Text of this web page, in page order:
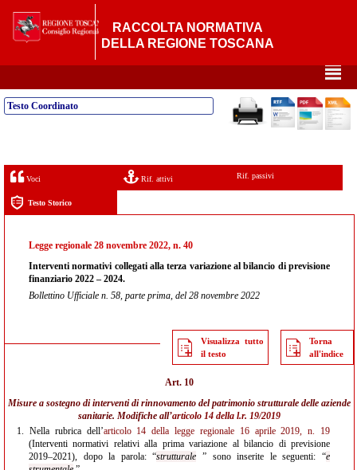
RACCOLTA NORMATIVA
DELLA REGIONE TOSCANA
²
Testo Coordinato
Voci Rif. attivi Rif. passivi
Testo Storico
Legge regionale 28 novembre 2022, n. 40
Interventi normativi collegati alla terza variazione al bilancio di previsione
finanziario 2022 – 2024.
Bollettino Ufficiale n. 58, parte prima, del 28 novembre 2022
Visualizza tutto
il testo
Torna
all'indice
Art. 10
Misure a sostegno di interventi di rinnovamento del patrimonio strutturale delle aziende
sanitarie. Modifiche all’articolo 14 della l.r. 19/2019
1. Nella rubrica dell’articolo 14 della legge regionale 16 aprile 2019, n. 19
(Interventi normativi relativi alla prima variazione al bilancio di previsione
2019–2021), dopo la parola: “strutturale ” sono inserite le seguenti: “e